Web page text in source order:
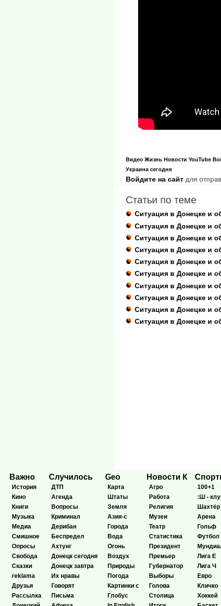
Видео Жизнь Новости YouTube
Украина сегодня
Войдите на сайт для
Статьи по теме
Ситуация в Донецке и
Ситуация в Донецке и
Ситуация в Донецке и
Ситуация в Донецке и
Ситуация в Донецке и
Ситуация в Донецке и
Ситуация в Донецке и
Ситуация в Донецке и
Ситуация в Донецке и
Ситуация в Донецке и
Важно
История
Кино
Книги
Музыка
Медиа
Смишное
Опросы
Свобода
Сказки
reklama
Друзья
Рассылка
Случилось
ДТП
Агенда
Вопросы
Криминал
Дерибан
Беспредел
Ахтунг
Донецк сегодня
Донецк завтра
Их нравы
Говорят
Письма
Geo
Карта
Штаты
Земля
Азия-с
Города
Вода
Огонь
Воздух
Природы
Погода
Картинки с
Глобус
Новости К
Агро
Работа
Религия
Музеи
Театр
Статистика
Президент
Премьер
Губернатор
Выборы
Голова
Столица
100+1
:Ш -
Шахтёр
Арена
Гольф
Футбол
Лига Е
Лига Ч
Евро
Кличко
Хоккей